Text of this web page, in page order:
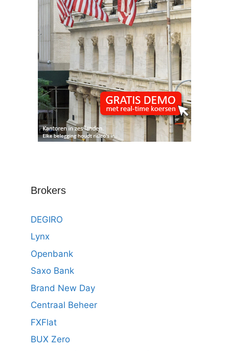
Brokers
DEGIRO
Lynx
Openbank
Saxo Bank
Brand New Day
Centraal Beheer
FXFlat
BUX Zero